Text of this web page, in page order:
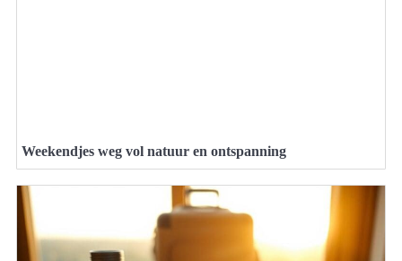
Weekendjes weg vol natuur en ontspanning